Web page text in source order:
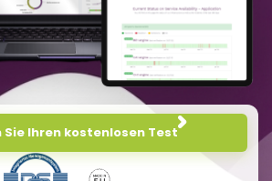
Ihren kostenlosen Test